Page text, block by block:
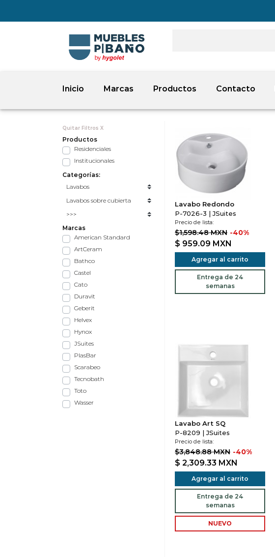
Inicio Marcas Productos Contacto
Quitar Filtros X
Productos
Residenciales
Institucionales
Categorías:
Marcas
American Standard
ArtCeram
Bathco
Castel
Cato
Duravit
Geberit
Helvex
Hynox
JSuites
PlasBar
Scarabeo
Tecnobath
Toto
Wasser
Lavabo Redondo
P-7026-3 | JSuites
Precio de lista:
$1,598.48 MXN -40%
$ 959.09 MXN
Agregar al carrito
Entrega de 24
semanas
Lavabo Art SQ
P-8209 | JSuites
Precio de lista:
$3,848.88 MXN -40%
$ 2,309.33 MXN
Agregar al carrito
Entrega de 24
semanas
NUEVO